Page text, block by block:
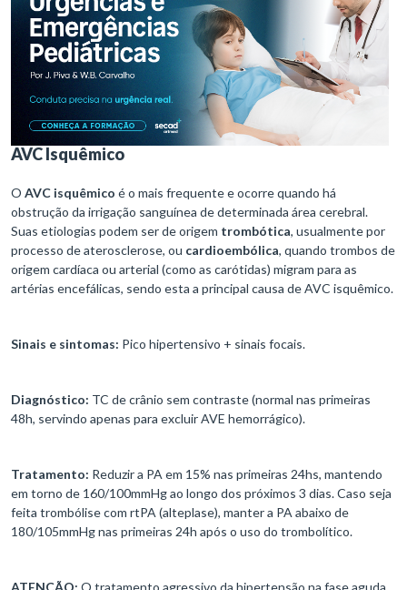
AVC Isquêmico
O AVC isquêmico é o mais frequente e ocorre quando há
obstrução da irrigação sanguínea de determinada área cerebral.
Suas etiologias podem ser de origem trombótica, usualmente por
processo de aterosclerose, ou cardioembólica, quando trombos de
origem cardíaca ou arterial (como as carótidas) migram para as
artérias encefálicas, sendo esta a principal causa de AVC isquêmico.
Sinais e sintomas: Pico hipertensivo + sinais focais.
Diagnóstico: TC de crânio sem contraste (normal nas primeiras
48h, servindo apenas para excluir AVE hemorrágico).
Tratamento: Reduzir a PA em 15% nas primeiras 24hs, mantendo
em torno de 160/100mmHg ao longo dos próximos 3 dias. Caso seja
feita trombólise com rtPA (alteplase), manter a PA abaixo de
180/105mmHg nas primeiras 24h após o uso do trombolítico.